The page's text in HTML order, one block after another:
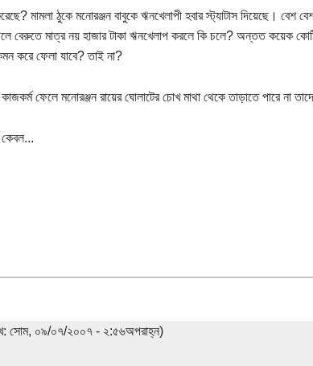
মামলা ঠুকে মনোরঞ্জন বাবুকে ঋনখেলাপী হবার স্ট্যাটাস দিয়েছে। বেশ
বেরুতে মাত্র নয় হাজার টাকা ঋনখেলাপ করলে কি চলে? অন্তত কয়েক কোটি
করে ফেলা যাবে? তাই না?
ফেলে মনোরঞ্জন রায়ের ঘোলাটের চোখ মাথা থেকে তাড়াতে পারে না
কেবল...
সোম, ০৯/০৭/২০০৭ - ২:৫৬অপরাহ্ন)